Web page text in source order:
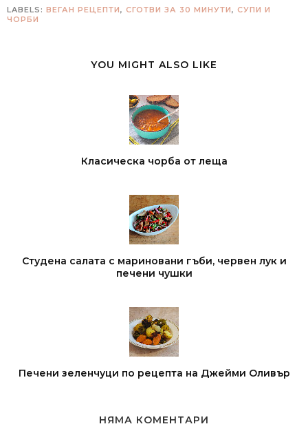
LABELS: ВЕГАН РЕЦЕПТИ, СГОТВИ ЗА 30 МИНУТИ, СУПИ И
ЧОРБИ
YOU MIGHT ALSO LIKE
Класическа чорба от леща
Студена салата с мариновани гъби, червен лук и
печени чушки
Печени зеленчуци по рецепта на Джейми Оливър
НЯМА КОМЕНТАРИ